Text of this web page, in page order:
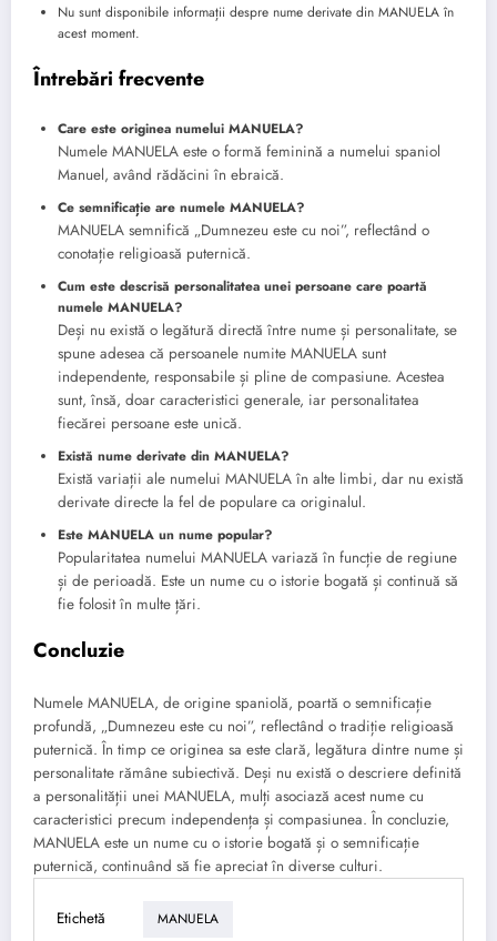
Nu sunt disponibile informații despre nume derivate din MANUELA în
acest moment.
Întrebări frecvente
Care este originea numelui MANUELA?
Numele MANUELA este o formă feminină a numelui spaniol
Manuel, având rădăcini în ebraică.
Ce semnificație are numele MANUELA?
MANUELA semnifică „Dumnezeu este cu noi”, reflectând o
conotație religioasă puternică.
Cum este descrisă personalitatea unei persoane care poartă
numele MANUELA?
Deși nu există o legătură directă între nume și personalitate, se
spune adesea că persoanele numite MANUELA sunt
independente, responsabile și pline de compasiune. Acestea
sunt, însă, doar caracteristici generale, iar personalitatea
fiecărei persoane este unică.
Există nume derivate din MANUELA?
Există variații ale numelui MANUELA în alte limbi, dar nu există
derivate directe la fel de populare ca originalul.
Este MANUELA un nume popular?
Popularitatea numelui MANUELA variază în funcție de regiune
și de perioadă. Este un nume cu o istorie bogată și continuă să
fie folosit în multe țări.
Concluzie
Numele MANUELA, de origine spaniolă, poartă o semnificație
profundă, „Dumnezeu este cu noi”, reflectând o tradiție religioasă
puternică. În timp ce originea sa este clară, legătura dintre nume și
personalitate rămâne subiectivă. Deși nu există o descriere definită
a personalității unei MANUELA, mulți asociază acest nume cu
caracteristici precum independența și compasiunea. În concluzie,
MANUELA este un nume cu o istorie bogată și o semnificație
puternică, continuând să fie apreciat în diverse culturi.
Etichetă MANUELA